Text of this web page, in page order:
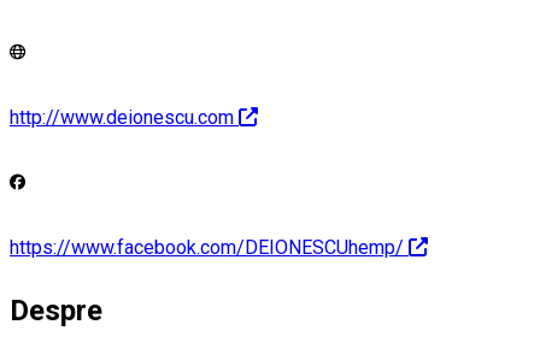
http://www.deionescu.com
https://www.facebook.com/DEIONESCUhemp/
Despre